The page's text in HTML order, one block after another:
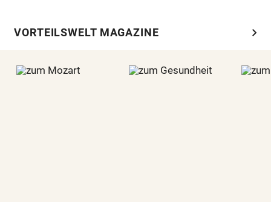
VORTEILSWELT MAGAZINE chevron_right